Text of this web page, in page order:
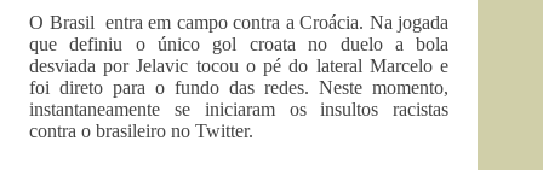
O Brasil entra em campo contra a Croácia. Na jogada
que definiu o único gol croata no duelo a bola
desviada por Jelavic tocou o pé do lateral Marcelo e
foi direto para o fundo das redes. Neste momento,
instantaneamente se iniciaram os insultos racistas
contra o brasileiro no Twitter.